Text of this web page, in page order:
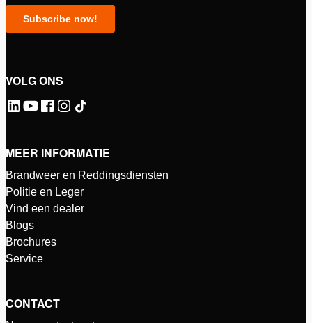
VOLG ONS
MEER INFORMATIE
Brandweer en Reddingsdiensten
Politie en Leger
Vind een dealer
Blogs
Brochures
Service
CONTACT